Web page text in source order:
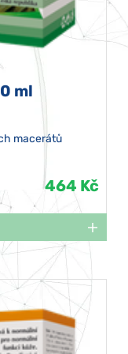
ml
macerátů
464 Kč